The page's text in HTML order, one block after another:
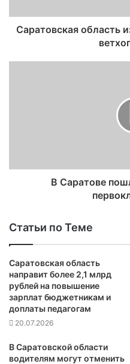
Саратовская область
В Саратове
Статьи по Теме
Саратовская область
направит более 2,1 млрд
рублей на повышение
зарплат бюджетникам и
доплаты педагогам
20.07.2026
В Саратовской области
водителям могут отменить